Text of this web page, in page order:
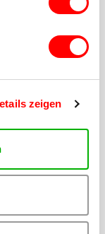
zeigen